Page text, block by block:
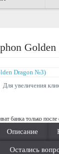
Для увеличения
банка только после
Описание
Остались